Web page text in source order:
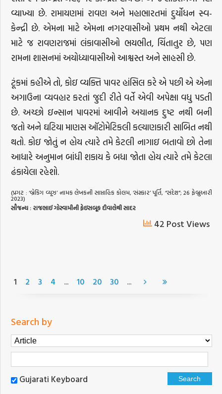
વ્યાખ્યા છે. રામાયણમાં રાવણ અને મહાભારતમાં દુર્યોધન સ્વ-
કેન્દ્રી છે. એમના માટે એમના નગરવાસીઓ પ્રથમ નથી એટલા
માટે જ રાવણરાજમાં લંકાવાસીઓ ભયભીત, ચિંતાતુર છે, પણ
રામના શાસનમાં અયોધ્યાવાસીઓ આશ્વસ્ત અને સાહસી છે.
ટૂંકમાં કહીએ તો, કોઇ વ્યક્તિ પાવર હાંસિલ કરે એ પછી એ એના
અગાઉના વ્યવહાર કરતાં જુદી રીતે વર્તે એવી અપેક્ષા વધુ પડતી
છે. અચ્છો ઇન્સાન પાવરમાં આવીને અચાનક દુષ્ટ નથી બની
જતો અને ઘટિયા માણસ ઑટોમેટિકલી કલ્યાણકારી સાબિત નથી
થતો. કોઇ જોતું ન હોય ત્યારે તમે કેટલી નાગાઇ બતાવો છો તેના
આધારે અનુમાન બાંધી શકાય કે બધા જોતા હોય ત્યારે તમે કેટલા
ઢંકાયેલા રહેશો.
(પ્રગટ : ‘બ્રેકિગ વ્યૂઝ’ નામક લેખકની સાપ્તાહિક કોલમ, ‘સંસ્કાર’ પૂર્તિ, “સંદેશ”; 26 ફેબ્રુઆરી
2023)
સૌજન્ય :રાજભાઈગોસ્વામીનીફેઇસબૂકદીવાલેથીસાદર
42 Post Views
1 2 3 4 ... 10 20 30 ...
Search by
Gujarati Keyboard